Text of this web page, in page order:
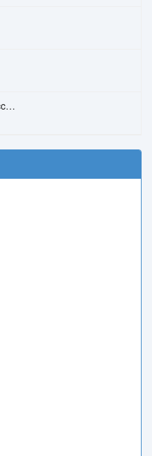
Sara Perche Ti Amo – Ricchi E Poveri